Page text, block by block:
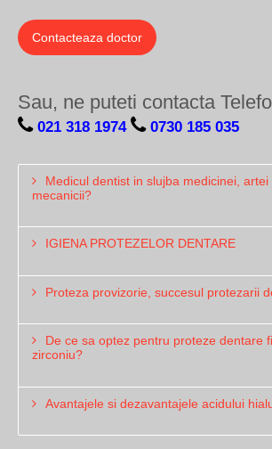
Contacteaza doctor
Sau, ne puteti contacta
021 318 1974 0730 185 035
Medicul dentist in slujba medicinei, artei
mecanicii?
IGIENA PROTEZELOR DENTARE
Proteza provizorie, succesul protezarii
De ce sa optez pentru proteze dentare
zirconiu?
Avantajele si dezavantajele acidului